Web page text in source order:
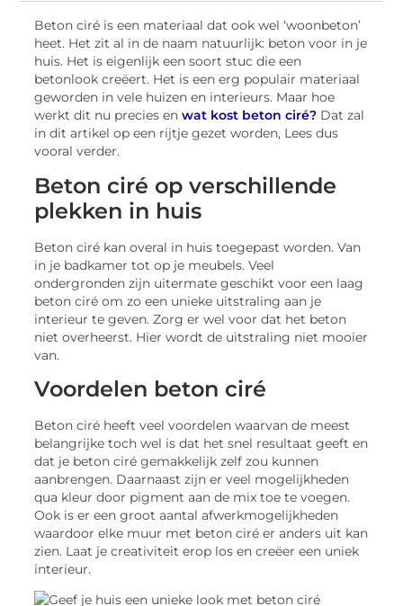
Beton ciré is een materiaal dat ook wel ‘woonbeton’
heet. Het zit al in de naam natuurlijk: beton voor in je
huis. Het is eigenlijk een soort stuc die een
betonlook creëert. Het is een erg populair materiaal
geworden in vele huizen en interieurs. Maar hoe
werkt dit nu precies enwat kost beton ciré? Dat zal
in dit artikel op een rijtje gezet worden, Lees dus
vooral verder.
Beton ciré op verschillende
plekken in huis
Beton ciré kan overal in huis toegepast worden. Van
in je badkamer tot op je meubels. Veel
ondergronden zijn uitermate geschikt voor een laag
beton ciré om zo een unieke uitstraling aan je
interieur te geven. Zorg er wel voor dat het beton
niet overheerst. Hier wordt de uitstraling niet mooier
van.
Voordelen beton ciré
Beton ciré heeft veel voordelen waarvan de meest
belangrijke toch wel is dat het snel resultaat geeft en
dat je beton ciré gemakkelijk zelf zou kunnen
aanbrengen. Daarnaast zijn er veel mogelijkheden
qua kleur door pigment aan de mix toe te voegen.
Ook is er een groot aantal afwerkmogelijkheden
waardoor elke muur met beton ciré er anders uit kan
zien. Laat je creativiteit erop los en creëer een uniek
interieur.